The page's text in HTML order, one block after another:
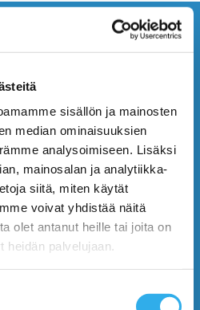
sisällön ja mainosten
median ominaisuuksien
analysoimiseen. Lisäksi
mainosalan ja analytiikka-
siitä, miten käytät
voivat yhdistää näitä
olet antanut heille tai joita on
heidän palvelujaan.